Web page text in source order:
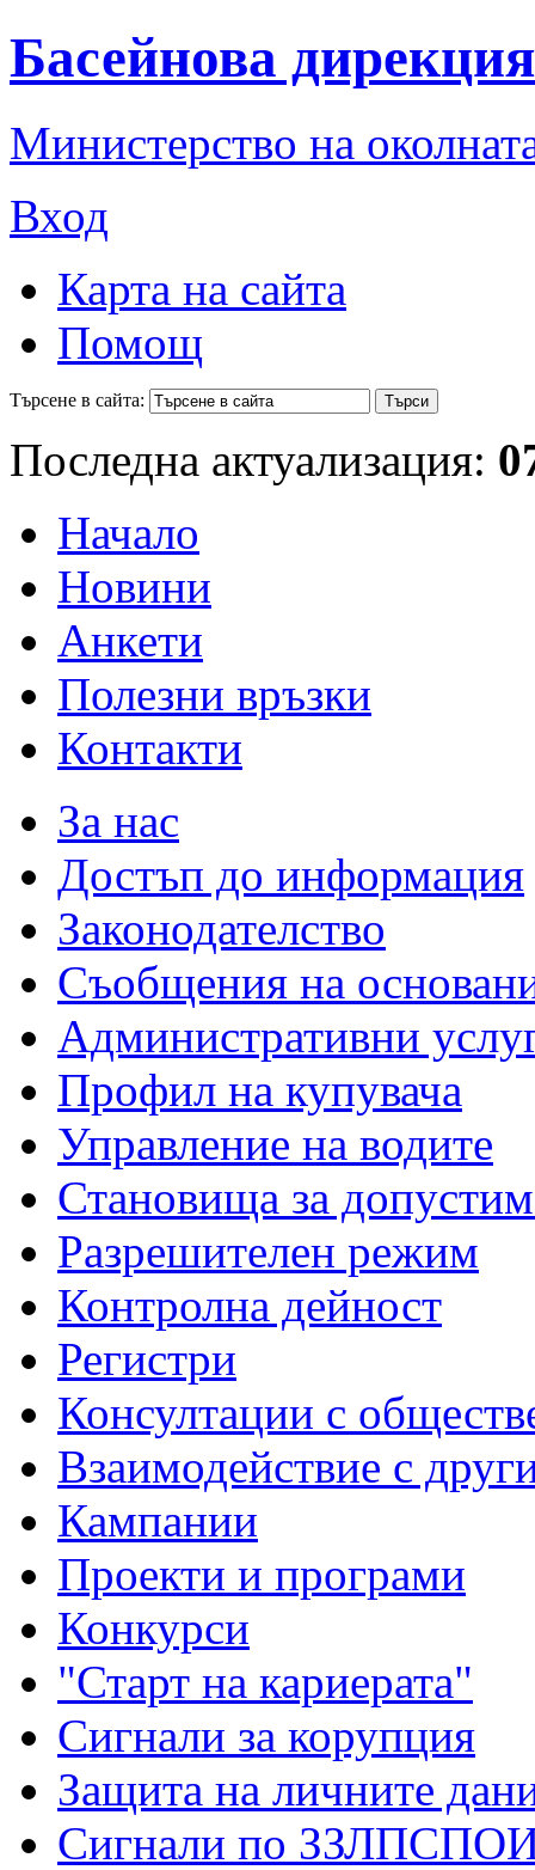
Басейнова
Министерство на
Вход
Карта на сайта
Помощ
Търсене в сайта:
Последна актуализация:
Начало
Новини
Анкети
Полезни връзки
Контакти
За нас
Достъп до информация
Законодателство
Съобщения на
Административни
Профил на купувача
Управление на водите
Становища за
Разрешителен режим
Контролна дейност
Регистри
Консултации с
Взаимодействие с
Кампании
Проекти и програми
Конкурси
"Старт на кариерата"
Сигнали за корупция
Защита на личните
Сигнали по